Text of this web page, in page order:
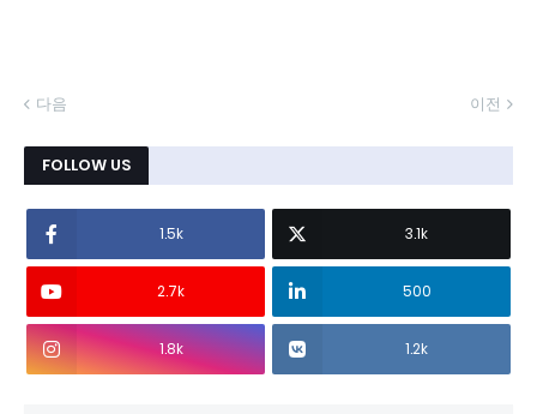
다음 이전
FOLLOW US
1.5k 3.1k
2.7k 500
1.8k 1.2k